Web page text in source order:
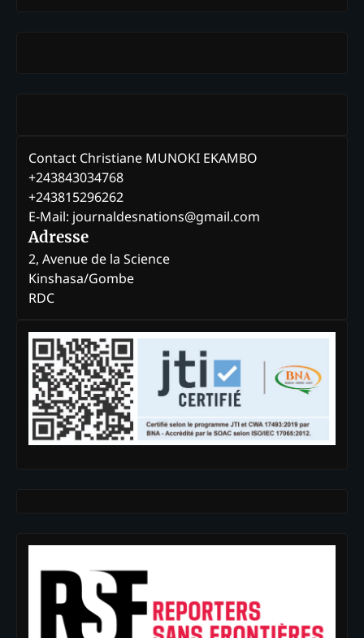
Contact Christiane MUNOKI EKAMBO
+243843034768
+243815296262
E-Mail: journaldesnations@gmail.com
Adresse
2, Avenue de la Science
Kinshasa/Gombe
RDC